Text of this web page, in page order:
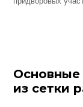
Основные
из сетки